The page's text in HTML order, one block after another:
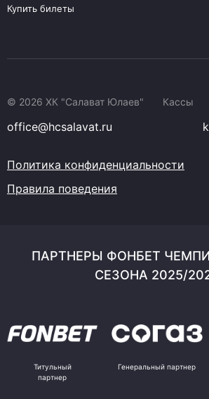
Купить билеты
© 2026 ХК "Салават Юлаев" Кассы
office@hcsalavat.ru
Политика конфиденциальности
Правила поведения
ПАРТНЕРЫ ФОНБЕТ
СЕЗОНА 2025/
Титульный
партнер
Генеральный партнер